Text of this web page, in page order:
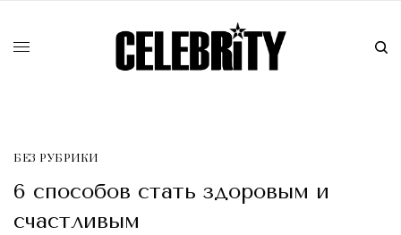
БЕЗ РУБРИКИ
6 способов стать здоровым и
счастливым